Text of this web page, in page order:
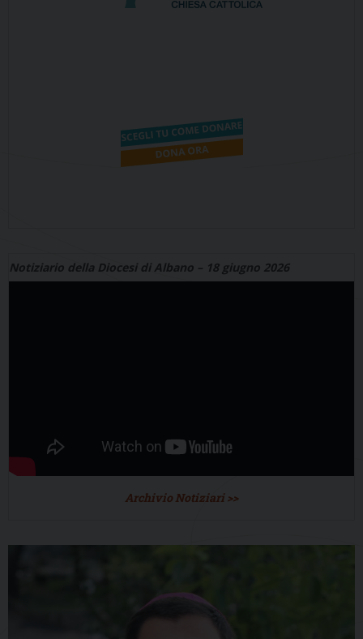
Notiziario della Diocesi di Albano – 18 giugno 2026
Archivio Notiziari >>